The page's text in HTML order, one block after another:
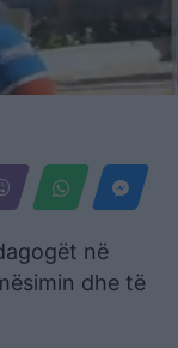
në
dhe të